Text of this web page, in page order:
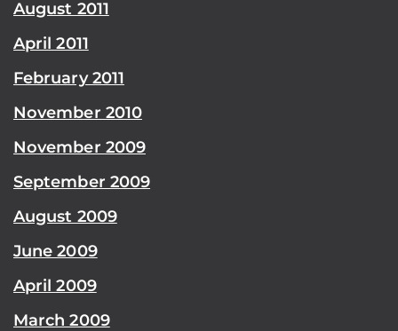
August 2011
April 2011
February 2011
November 2010
November 2009
September 2009
August 2009
June 2009
April 2009
March 2009